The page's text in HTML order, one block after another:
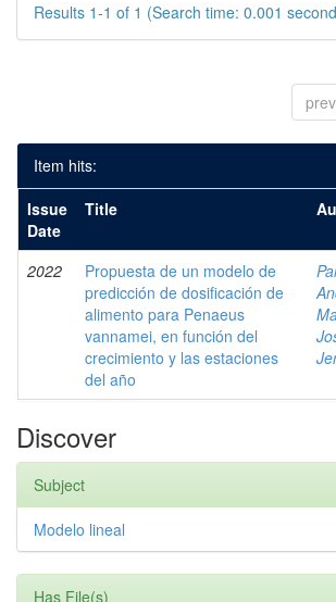
Results 1-1 of 1 (Search time: 0.001
Item hits:
Issue
Date
Title
2022
Propuesta de un modelo de
predicción de dosificación de
alimento para Penaeus
vannamei, en función del
crecimiento y las estaciones
del año
Discover
Subject
Modelo lineal
Has File(s)